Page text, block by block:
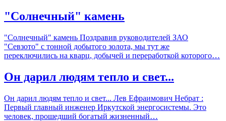
"Солнечный" камень
"Солнечный" камень Поздравив руководителей ЗАО
"Севзото" с тонной добытого золота, мы тут же
переключились на кварц, добычей и переработкой которого…
Он дарил людям тепло и свет...
Он дарил людям тепло и свет... Лев Ефраимович Небрат :
Первый главный инженер Иркутской энергосистемы. Это
человек, прошедший богатый жизненный…